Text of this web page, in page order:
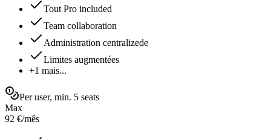
Tout Pro included
Team collaboration
Administration centralizede
Limites augmentées
+1 mais...
Per user, min. 5 seats
Max
92 €/mês